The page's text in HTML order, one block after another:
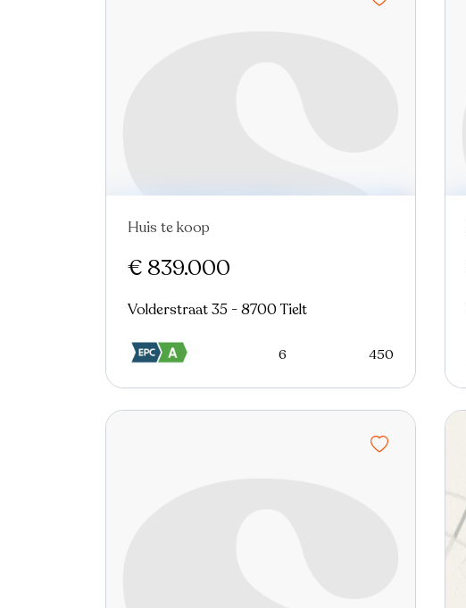
Nieuw
Huis te koop
€ 839.000
Volderstraat 35 - 8700 Tielt
6 450